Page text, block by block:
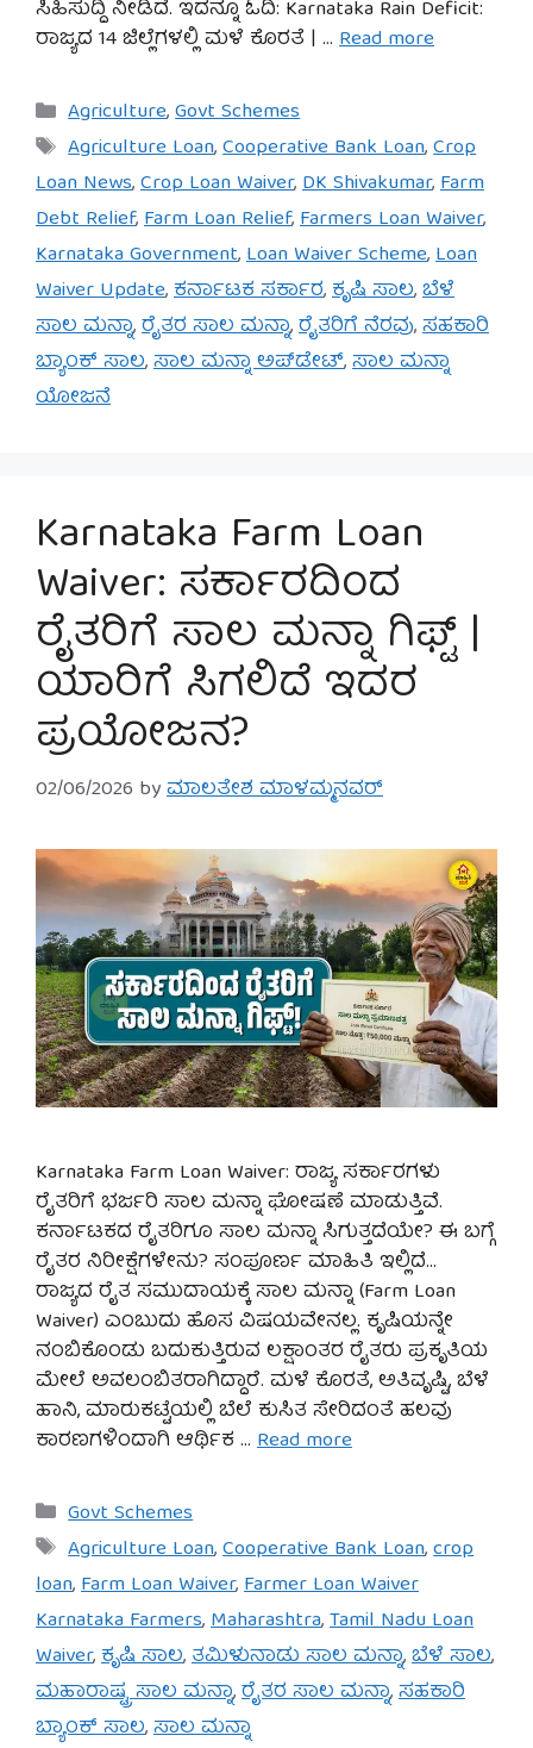
ಸಿಹಿಸುದ್ದಿ ನೀಡಿದೆ. ಇದನ್ನೂ ಓದಿ: Karnataka Rain Deficit:
ರಾಜ್ಯದ 14 ಜಿಲ್ಲೆಗಳಲ್ಲಿ ಮಳೆ ಕೊರತೆ | … Read more
Categories
Agriculture,Govt Schemes
Tags
Agriculture Loan,Cooperative Bank Loan,Crop
Loan News,Crop Loan Waiver,DK Shivakumar,Farm
Debt Relief,Farm Loan Relief,Farmers Loan Waiver,
Karnataka Government,Loan Waiver Scheme,Loan
Waiver Update,ಕರ್ನಾಟಕ ಸರ್ಕಾರ,ಕೃಷಿ ಸಾಲ,ಬೆಳೆ
ಸಾಲ ಮನ್ನಾ,ರೈತರ ಸಾಲ ಮನ್ನಾ,ರೈತರಿಗೆ ನೆರವು,ಸಹಕಾರಿ
ಬ್ಯಾಂಕ್ ಸಾಲ,ಸಾಲ ಮನ್ನಾ ಅಪ್‌ಡೇಟ್,ಸಾಲ ಮನ್ನಾ
ಯೋಜನೆ
Karnataka Farm Loan
Waiver: ಸರ್ಕಾರದಿಂದ
ರೈತರಿಗೆ ಸಾಲ ಮನ್ನಾ ಗಿಫ್ಟ್ |
ಯಾರಿಗೆ ಸಿಗಲಿದೆ ಇದರ
ಪ್ರಯೋಜನ?
02/06/2026 byಮಾಲತೇಶ ಮಾಳಮ್ಮನವರ್
Karnataka Farm Loan Waiver: ರಾಜ್ಯ ಸರ್ಕಾರಗಳು
ರೈತರಿಗೆ ಭರ್ಜರಿ ಸಾಲ ಮನ್ನಾ ಘೋಷಣೆ ಮಾಡುತ್ತಿವೆ.
ಕರ್ನಾಟಕದ ರೈತರಿಗೂ ಸಾಲ ಮನ್ನಾ ಸಿಗುತ್ತದೆಯೇ? ಈ ಬಗ್ಗೆ
ರೈತರ ನಿರೀಕ್ಷೆಗಳೇನು? ಸಂಪೂರ್ಣ ಮಾಹಿತಿ ಇಲ್ಲಿದೆ…
ರಾಜ್ಯದ ರೈತ ಸಮುದಾಯಕ್ಕೆ ಸಾಲ ಮನ್ನಾ (Farm Loan
Waiver) ಎಂಬುದು ಹೊಸ ವಿಷಯವೇನಲ್ಲ. ಕೃಷಿಯನ್ನೇ
ನಂಬಿಕೊಂಡು ಬದುಕುತ್ತಿರುವ ಲಕ್ಷಾಂತರ ರೈತರು ಪ್ರಕೃತಿಯ
ಮೇಲೆ ಅವಲಂಬಿತರಾಗಿದ್ದಾರೆ. ಮಳೆ ಕೊರತೆ, ಅತಿವೃಷ್ಟಿ, ಬೆಳೆ
ಹಾನಿ, ಮಾರುಕಟ್ಟೆಯಲ್ಲಿ ಬೆಲೆ ಕುಸಿತ ಸೇರಿದಂತೆ ಹಲವು
ಕಾರಣಗಳಿಂದಾಗಿ ಆರ್ಥಿಕ … Read more
Categories
Govt Schemes
Tags
Agriculture Loan,Cooperative Bank Loan,crop
loan,Farm Loan Waiver,Farmer Loan Waiver
Karnataka Farmers,Maharashtra,Tamil Nadu Loan
Waiver,ಕೃಷಿ ಸಾಲ,ತಮಿಳುನಾಡು ಸಾಲ ಮನ್ನಾ,ಬೆಳೆ ಸಾಲ,
ಮಹಾರಾಷ್ಟ್ರ ಸಾಲ ಮನ್ನಾ,ರೈತರ ಸಾಲ ಮನ್ನಾ,ಸಹಕಾರಿ
ಬ್ಯಾಂಕ್ ಸಾಲ,ಸಾಲ ಮನ್ನಾ